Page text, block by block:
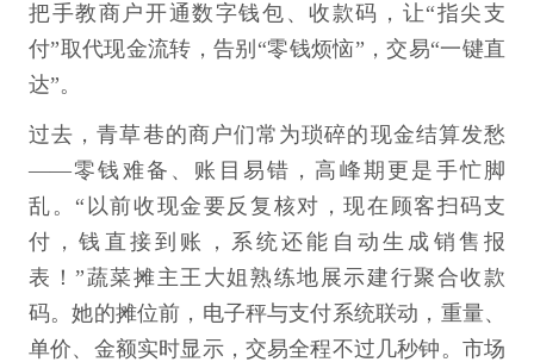
把手教商户开通数字钱包、收款码，让“指尖支
付”取代现金流转，告别“零钱烦恼”，交易“一键直
达”。
过去，青草巷的商户们常为琐碎的现金结算发愁
——零钱难备、账目易错，高峰期更是手忙脚
乱。“以前收现金要反复核对，现在顾客扫码支
付，钱直接到账，系统还能自动生成销售报
表！”蔬菜摊主王大姐熟练地展示建行聚合收款
码。她的摊位前，电子秤与支付系统联动，重量、
单价、金额实时显示，交易全程不过几秒钟。市场